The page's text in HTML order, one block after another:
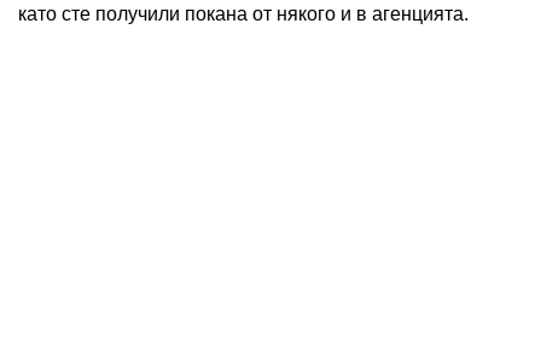
като сте получили покана от някого и в агенцията.